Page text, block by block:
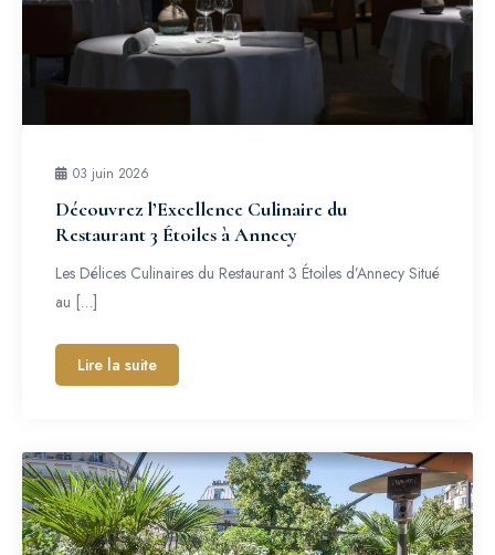
03 juin 2026
Découvrez l’Excellence Culinaire du
Restaurant 3 Étoiles à Annecy
Les Délices Culinaires du Restaurant 3 Étoiles d’Annecy Situé
au […]
Lire la suite